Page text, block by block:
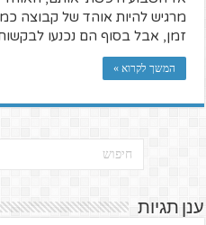
מרגיש להיות אוהד של קבוצה
זמן, אבל בסוף הם נכנעו
המשך לקרוא »
ענן תגיות